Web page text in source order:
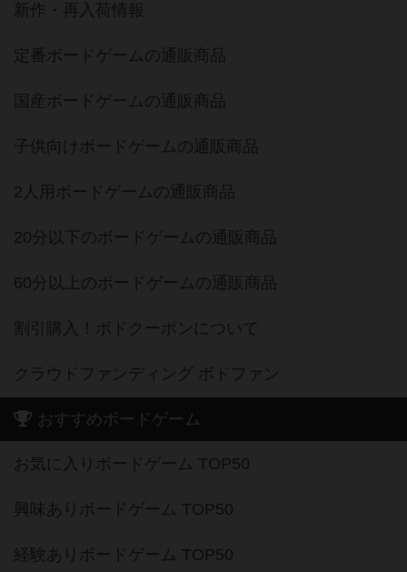
新作・再入荷情報
定番ボードゲームの通販商品
国産ボードゲームの通販商品
子供向けボードゲームの通販商品
2人用ボードゲームの通販商品
20分以下のボードゲームの通販商品
60分以上のボードゲームの通販商品
割引購入！ボドクーポンについて
クラウドファンディング ボドファン
おすすめボードゲーム
お気に入りボードゲーム TOP50
興味ありボードゲーム TOP50
経験ありボードゲーム TOP50